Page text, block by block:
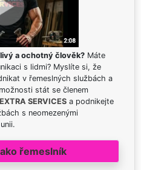
a ochotný člověk? Máte
s lidmi? Myslíte si, že
v řemeslných službách a
stát se členem
EXTRA SERVICES a podnikejte
s neomezenými
řemeslník